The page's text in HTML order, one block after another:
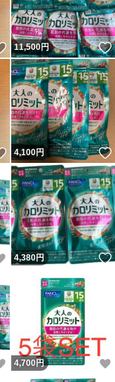
いいね！
11,500円
いいね！
4,100円
いいね！
4,380円
いいね！
4,700 円